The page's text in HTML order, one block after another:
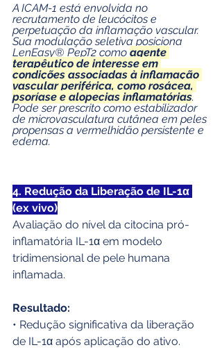
A ICAM-1 está envolvida no
recrutamento de leucócitos e
perpetuação da inflamação vascular.
Sua modulação seletiva posiciona
LenEasy® PepT2 como agente
terapêutico de interesse em
condições associadas à inflamação
vascular periférica, como rosácea,
psoríase e alopecias inflamatórias.
Pode ser prescrito como estabilizador
de microvasculatura cutânea em peles
propensas a vermelhidão persistente e
edema.
4. Redução da Liberação de IL-1α
(ex vivo)
Avaliação do nível da citocina pró-
inflamatória IL-1α em modelo
tridimensional de pele humana
inflamada.
Resultado:
• Redução significativa da liberação
de IL-1α após aplicação do ativo.